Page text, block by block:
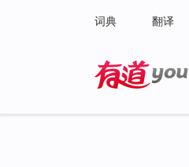
词典 翻译